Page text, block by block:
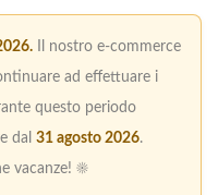
Il nostro e-commerce
ad effettuare i
questo periodo
dal 31 agosto 2026.
vacanze! ☀️